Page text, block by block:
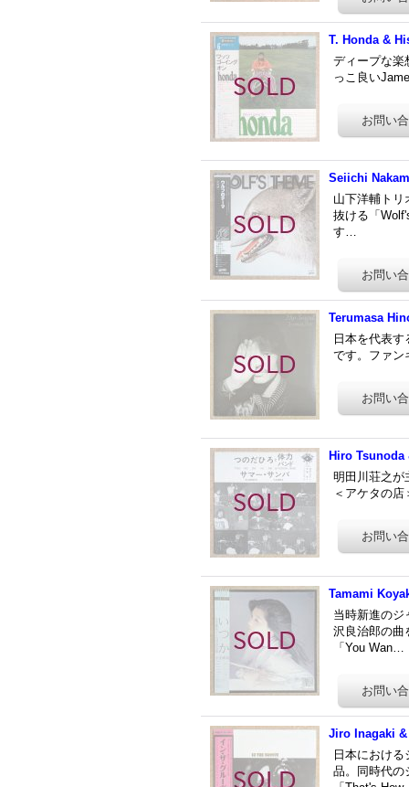
T. Honda &
ディープな楽
っこ良い
Seiichi
山下洋輔トリ
抜ける「
す…
Terumasa
日本を代表
です。ファン
Hiro
明田川荘之が
＜アケタの
Tamami
当時新進のジ
沢良治郎の曲
「You Wan…
Jiro Inagaki
日本におけ
品。同時代の